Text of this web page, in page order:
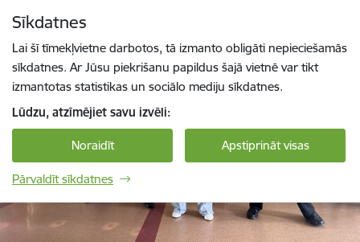
Sīkdatnes
Lai šī tīmekļvietne darbotos, tā izmanto obligāti nepieciešamās
sīkdatnes. Ar Jūsu piekrišanu papildus šajā vietnē var tikt
izmantotas statistikas un sociālo mediju sīkdatnes.
Lūdzu, atzīmējiet savu izvēli:
Noraidīt Apstiprināt visas
Pārvaldīt sīkdatnes
1 / 3